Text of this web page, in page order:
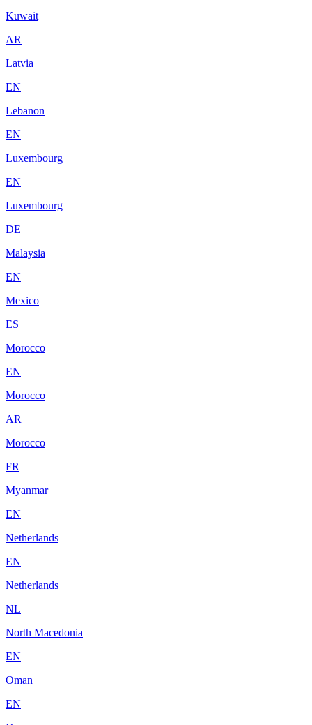
Kuwait
AR
Latvia
EN
Lebanon
EN
Luxembourg
EN
Luxembourg
DE
Malaysia
EN
Mexico
ES
Morocco
EN
Morocco
AR
Morocco
FR
Myanmar
EN
Netherlands
EN
Netherlands
NL
North Macedonia
EN
Oman
EN